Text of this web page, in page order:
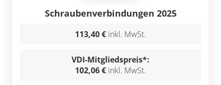
Schraubenverbindungen 2025
113,40 € inkl. MwSt.
VDI-Mitgliedspreis*:
102,06 € inkl. MwSt.